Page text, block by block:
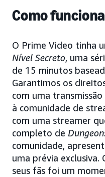
Como
O Prime Video tinha
Nível Secreto, uma
de 15 minutos
Garantimos os
com uma
à comunidade de
com uma streamer
completo de
comunidade,
uma prévia
seus fãs foi um